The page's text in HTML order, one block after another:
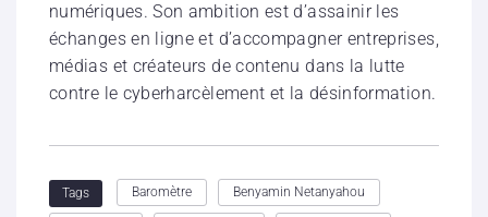
numériques. Son ambition est d’assainir les
échanges en ligne et d’accompagner entreprises,
médias et créateurs de contenu dans la lutte
contre le cyberharcèlement et la désinformation.
Tags Baromètre Benyamin Netanyahou